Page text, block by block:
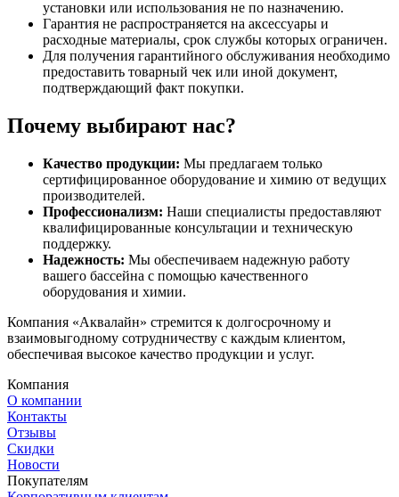
установки или использования не по назначению.
Гарантия не распространяется на аксессуары и
расходные материалы, срок службы которых ограничен.
Для получения гарантийного обслуживания необходимо
предоставить товарный чек или иной документ,
подтверждающий факт покупки.
Почему выбирают нас?
Качество продукции: Мы предлагаем только
сертифицированное оборудование и химию от ведущих
производителей.
Профессионализм: Наши специалисты предоставляют
квалифицированные консультации и техническую
поддержку.
Надежность: Мы обеспечиваем надежную работу
вашего бассейна с помощью качественного
оборудования и химии.
Компания «Аквалайн» стремится к долгосрочному и
взаимовыгодному сотрудничеству с каждым клиентом,
обеспечивая высокое качество продукции и услуг.
Компания
О компании
Контакты
Отзывы
Скидки
Новости
Покупателям